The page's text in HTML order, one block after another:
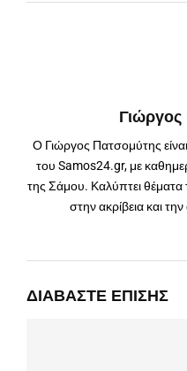
Γιώργος
Ο Γιώργος Πατσομύτης
του Samos24.gr, με
της Σάμου. Καλύπτει θέματα
στην ακρίβεια και
ΔΙΑΒΆΣΤΕ ΕΠΊΣΗΣ